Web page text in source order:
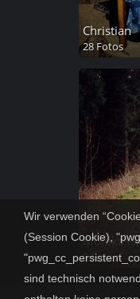
Wir verwenden
(Session Cookie),
sind technisch
Christian
28 Fotos
Monika H.
5 Fotos